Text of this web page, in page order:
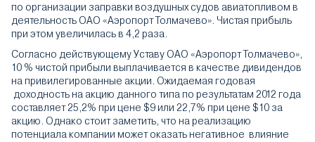
по организации заправки воздушных судов авиатопливом в
деятельность ОАО «Аэропорт Толмачево». Чистая прибыль
при этом увеличилась в 4,2 раза.
Согласно действующему Уставу ОАО «Аэропорт Толмачево»,
10 % чистой прибыли выплачивается в качестве дивидендов
на привилегированные акции. Ожидаемая годовая
доходность на акцию данного типа по результатам 2012 года
составляет 25,2% при цене $9 или 22,7% при цене $10 за
акцию. Однако стоит заметить, что на реализацию
потенциала компании может оказать негативное влияние